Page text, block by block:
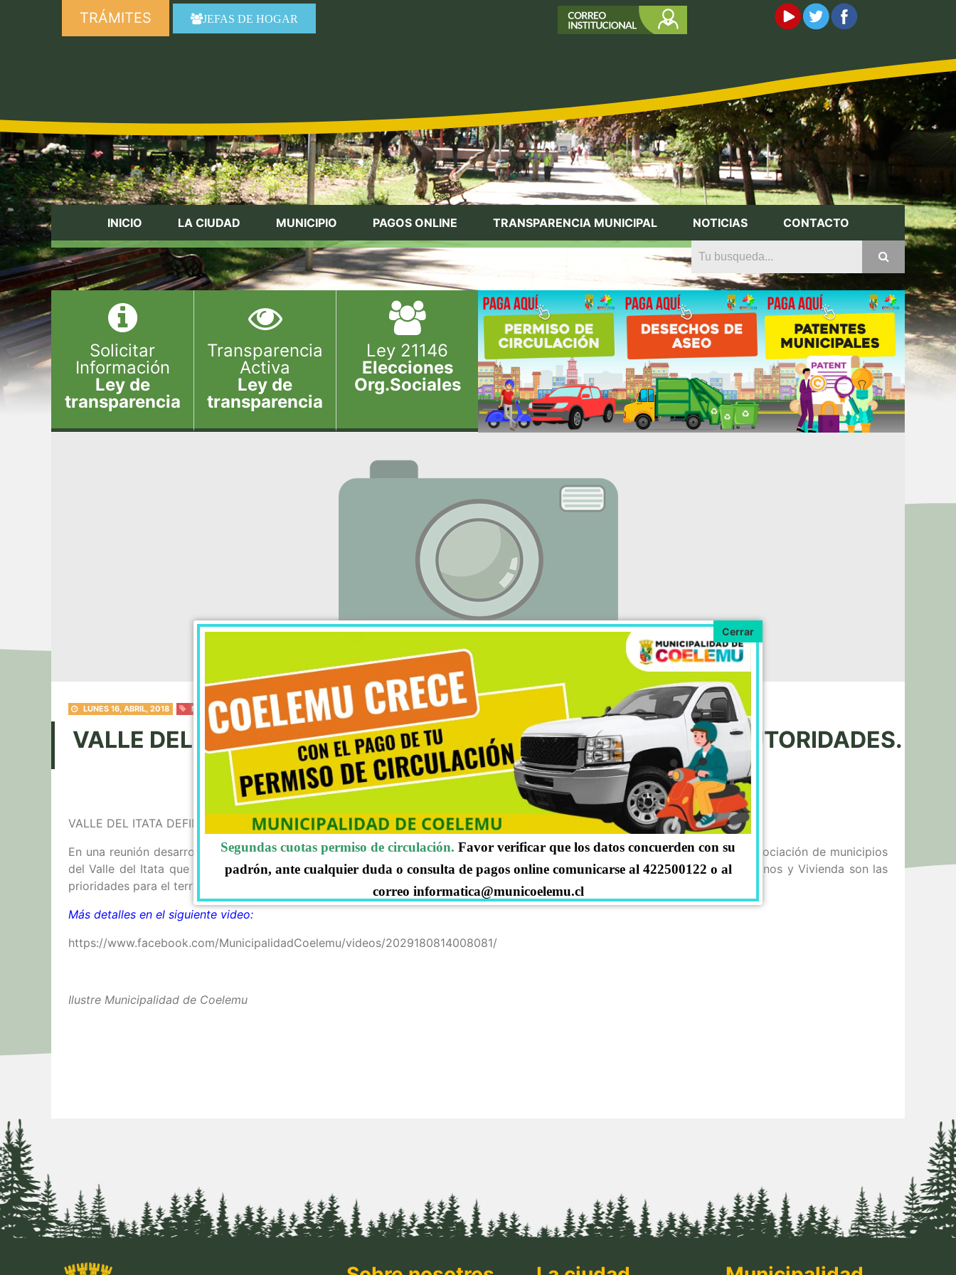
TRÁMITES JEFAS DE HOGAR
INICIO LA CIUDAD MUNICIPIO PAGOS ONLINE TRANSPARENCIA MUNICIPAL NOTICIAS CONTACTO
Solicitar
Información
Ley de
transparencia
Transparencia
Activa
Ley de
transparencia
Ley 21146
Elecciones
Org.Sociales
LUNES 16, ABRIL, 2018 NOTICIAS
VALLE DEL ITATA DEFINE SUS PRIORIDADES ANTE NUEVAS AUTORIDADES.
VALLE DEL ITATA DEFINE SUS PRIORIDADES ANTE NUEVAS AUTORIDADES!!!
En una reunión desarrollada el día viernes 6 de Abril en el sector de Buchupureo comuna de Cobquecura los Alcaldes de la asociación de municipios
del Valle del Itata que preside el alcalde Alejandro Pedrero Urrutia quien realizó una potente exposición donde el Agua, Caminos y Vivienda son las
prioridades para el territorio.
Más detalles en el siguiente video:
https://www.facebook.com/MunicipalidadCoelemu/videos/2029180814008081/
Ilustre Municipalidad de Coelemu
Segundas cuotas permiso de circulación. Favor verificar que los datos concuerden con su
padrón, ante cualquier duda o consulta de pagos online comunicarse al 422500122 o al
correo informatica@municoelemu.cl